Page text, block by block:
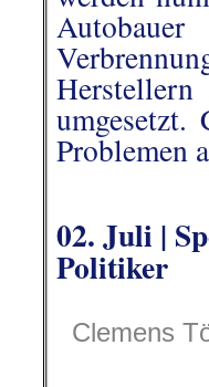
umgesetzt.
Problemen
02. Juli |
Politiker
Clemens